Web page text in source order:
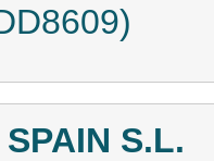
S.L.